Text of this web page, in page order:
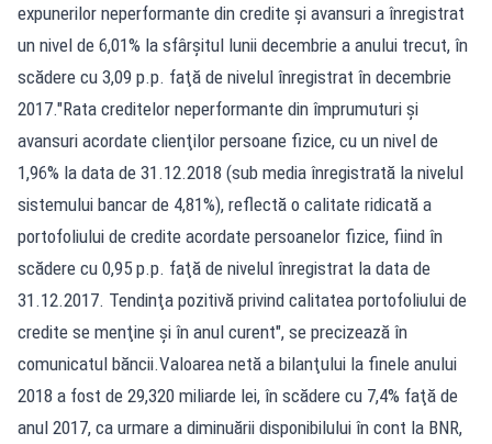
expunerilor neperformante din credite şi avansuri a înregistrat
un nivel de 6,01% la sfârşitul lunii decembrie a anului trecut, în
scădere cu 3,09 p.p. faţă de nivelul înregistrat în decembrie
2017."Rata creditelor neperformante din împrumuturi şi
avansuri acordate clienţilor persoane fizice, cu un nivel de
1,96% la data de 31.12.2018 (sub media înregistrată la nivelul
sistemului bancar de 4,81%), reflectă o calitate ridicată a
portofoliului de credite acordate persoanelor fizice, fiind în
scădere cu 0,95 p.p. faţă de nivelul înregistrat la data de
31.12.2017. Tendinţa pozitivă privind calitatea portofoliului de
credite se menţine şi în anul curent", se precizează în
comunicatul băncii.Valoarea netă a bilanţului la finele anului
2018 a fost de 29,320 miliarde lei, în scădere cu 7,4% faţă de
anul 2017, ca urmare a diminuării disponibilului în cont la BNR,